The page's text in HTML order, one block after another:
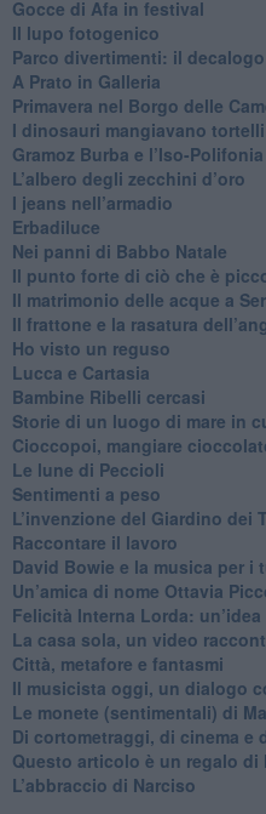
​Gocce di Afa in festival
​Il lupo fotogenico
​Parco divertimenti: il decalogo
​A Prato in Galleria
​Primavera nel Borgo delle
I dinosauri mangiavano
​Gramoz Burba e l’Iso-
L’albero degli zecchini d’oro
​I jeans nell’armadio
Erbadiluce
Nei panni di Babbo Natale
​Il punto forte di ciò che è
​Il matrimonio delle acque a
​Il frattone e la rasatura
​Ho visto un reguso
Lucca e Cartasia
Bambine Ribelli cercasi
Storie di un luogo di mare in
Cioccopoi, mangiare
​Le lune di Peccioli
​Sentimenti a peso
​L’invenzione del Giardino dei
​Raccontare il lavoro
David Bowie e la musica per i
Un’amica di nome Ottavia
​Felicità Interna Lorda:
​La casa sola, un video
​Città, metafore e fantasmi
Il musicista oggi, un dialogo
Le monete (sentimentali) di
​Di cortometraggi, di cinema e
​Questo articolo è un regalo di
L’abbraccio di Narciso